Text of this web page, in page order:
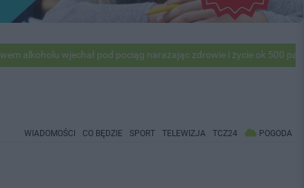
wjechał pod pociąg narażając zdrowie i życie ok 500
WIADOMOŚCI CO BĘDZIE SPORT TELEWIZJA TCZ24 POGODA